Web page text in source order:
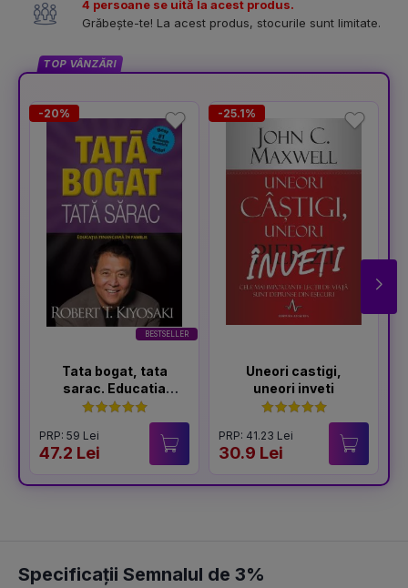
4 persoane se uită la acest produs.
Grăbește-te! La acest produs, stocurile sunt limitate.
TOP VÂNZĂRI
BESTSELLER
-20%
Tata bogat, tata
sarac. Educatia
financiara in familie
- Editia a V-a
PRP: 59 Lei
47.2 Lei
-25.1%
Uneori castigi,
uneori inveti
PRP: 41.23 Lei
30.9 Lei
Specificații Semnalul de 3%